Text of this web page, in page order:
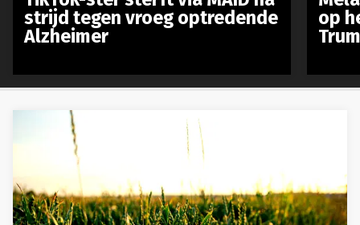
strijd tegen vroeg optredende
Alzheimer
op